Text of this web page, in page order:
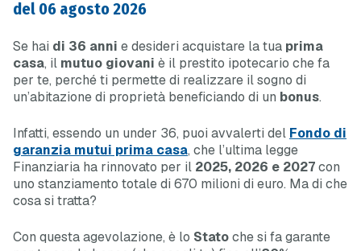
del 06 agosto 2026
Se hai di 36 anni e desideri acquistare la tua prima
casa, il mutuo giovani è il prestito ipotecario che fa
per te, perché ti permette di realizzare il sogno di
un’abitazione di proprietà beneficiando di un bonus.
Infatti, essendo un under 36, puoi avvalerti del Fondo di
garanzia mutui prima casa, che l’ultima legge
Finanziaria ha rinnovato per il 2025, 2026 e 2027con
uno stanziamento totale di 670 milioni di euro. Ma di che
cosa si tratta?
Con questa agevolazione, è lo Statoche si fa garante